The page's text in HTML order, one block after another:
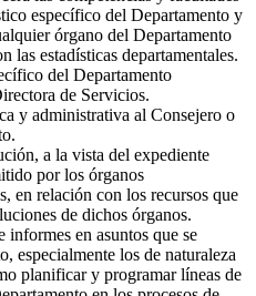
específico del Departamento y
órgano del Departamento
las estadísticas departamentales.
del Departamento
de Servicios.
y administrativa al Consejero o
a la vista del expediente
por los órganos
en relación con los recursos que
de dichos órganos.
informes en asuntos que se
especialmente los de naturaleza
planificar y programar líneas de